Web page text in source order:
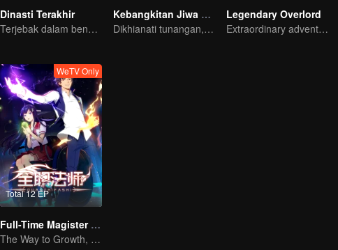
Dinasti Terakhir
Terjebak dalam bencana misterius, mampukah ia bertahan?
Kebangkitan Jiwa Ganda
Dikhianati tunangan, Lin Fan kembali dengan kekuatan iblis dan dendam!
Legendary Overlord
Extraordinary adventure, a teenager reborn from adversity.
Total 12 EP
WeTV Only
Full-Time Magister SS1
The Way to Growth, Encouragement and Self-improvement